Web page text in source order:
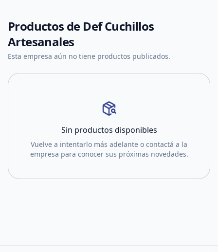
Productos de Def Cuchillos
Artesanales
Esta empresa aún no tiene productos publicados.
Sin productos disponibles
Vuelve a intentarlo más adelante o contactá a la
empresa para conocer sus próximas novedades.